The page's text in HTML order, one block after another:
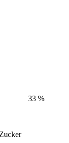
33 %